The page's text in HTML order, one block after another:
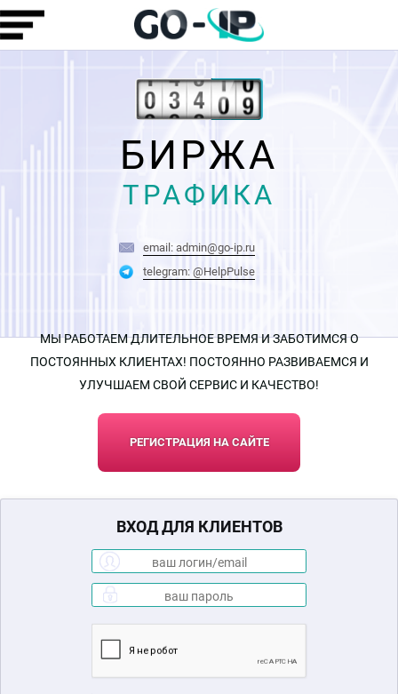
БИРЖА
ТРАФИКА
email: admin@go-ip.ru
telegram: @HelpPulse
МЫ РАБОТАЕМ ДЛИТЕЛЬНОЕ ВРЕМЯ И ЗАБОТИМСЯ О
ПОСТОЯННЫХ КЛИЕНТАХ! ПОСТОЯННО РАЗВИВАЕМСЯ И
УЛУЧШАЕМ СВОЙ СЕРВИС И КАЧЕСТВО!
РЕГИСТРАЦИЯ НА САЙТЕ
ВХОД ДЛЯ КЛИЕНТОВ